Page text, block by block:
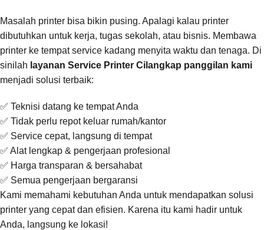
Masalah printer bisa bikin pusing. Apalagi kalau printer
dibutuhkan untuk kerja, tugas sekolah, atau bisnis. Membawa
printer ke tempat service kadang menyita waktu dan tenaga. Di
sinilah layanan Service Printer Cilangkap panggilan kami
menjadi solusi terbaik:
✅ Teknisi datang ke tempat Anda
✅ Tidak perlu repot keluar rumah/kantor
✅ Service cepat, langsung di tempat
✅ Alat lengkap & pengerjaan profesional
✅ Harga transparan & bersahabat
✅ Semua pengerjaan bergaransi
Kami memahami kebutuhan Anda untuk mendapatkan solusi
printer yang cepat dan efisien. Karena itu kami hadir untuk
Anda, langsung ke lokasi!